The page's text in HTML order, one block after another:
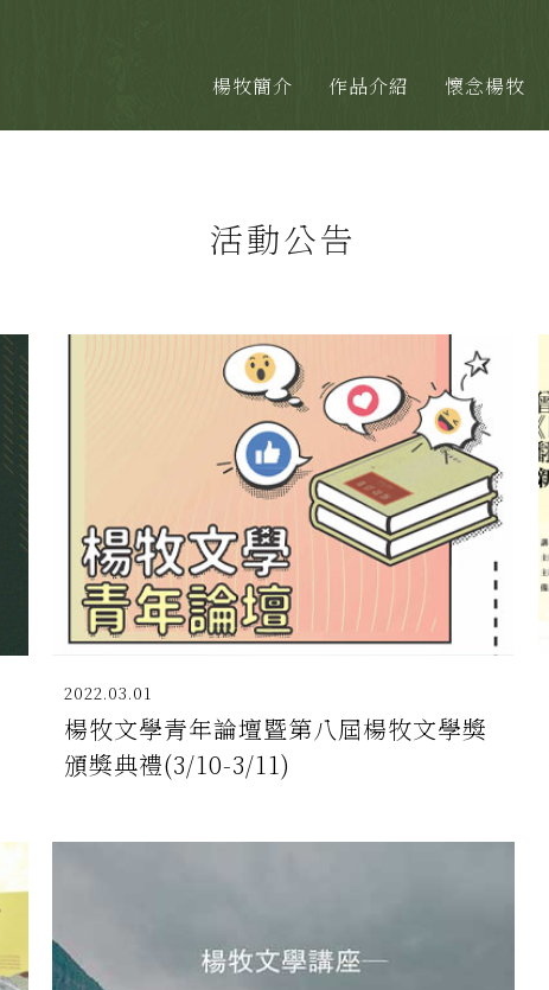
楊牧簡介 作品介紹 懷念楊牧
活動公告
2022.03.01
楊牧文學青年論壇暨第八屆楊牧文學獎
頒獎典禮(3/10-3/11)